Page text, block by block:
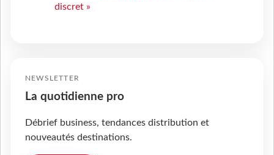
discret »
NEWSLETTER
La quotidienne pro
Débrief business, tendances distribution et
nouveautés destinations.